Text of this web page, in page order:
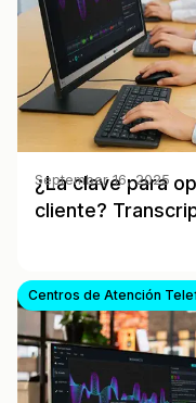
¿La clave para
cliente?
September 16, 2025
Centros de Atención